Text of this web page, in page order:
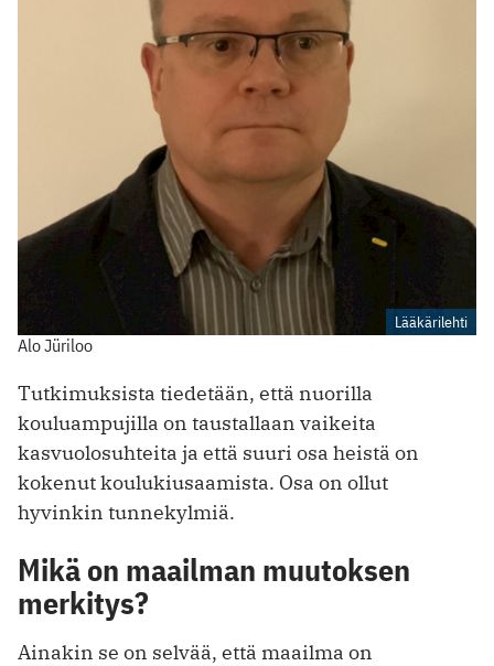
Lääkärilehti
Alo Jüriloo
Tutkimuksista tiedetään, että nuorilla
kouluampujilla on taustallaan vaikeita
kasvuolosuhteita ja että suuri osa heistä on
kokenut koulukiusaamista. Osa on ollut
hyvinkin tunnekylmiä.
Mikä on maailman muutoksen
merkitys?
Ainakin se on selvää, että maailma on